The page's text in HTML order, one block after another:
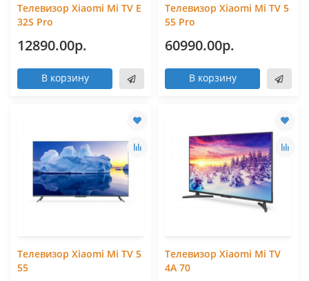
Телевизор Xiaomi Mi TV E
32S Pro
12890.00р.
В корзину
Телевизор Xiaomi Mi TV 5
55 Pro
60990.00р.
В корзину
Телевизор Xiaomi Mi TV 5
55
Телевизор Xiaomi Mi TV
4A 70